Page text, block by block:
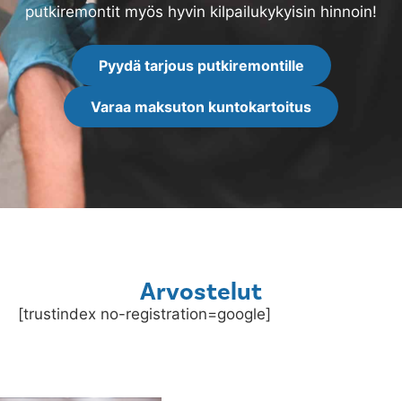
putkiremontit myös hyvin kilpailukykyisin hinnoin!
Pyydä tarjous putkiremontille
Varaa maksuton kuntokartoitus
Arvostelut
[trustindex no-registration=google]